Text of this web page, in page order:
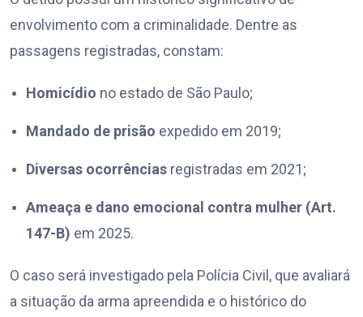
envolvimento com a criminalidade. Dentre as
passagens registradas, constam:
Homicídio no estado de São Paulo;
Mandado de prisão expedido em 2019;
Diversas ocorrências registradas em 2021;
Ameaça e dano emocional contra mulher (Art.
147-B) em 2025.
O caso será investigado pela Polícia Civil, que avaliará
a situação da arma apreendida e o histórico do